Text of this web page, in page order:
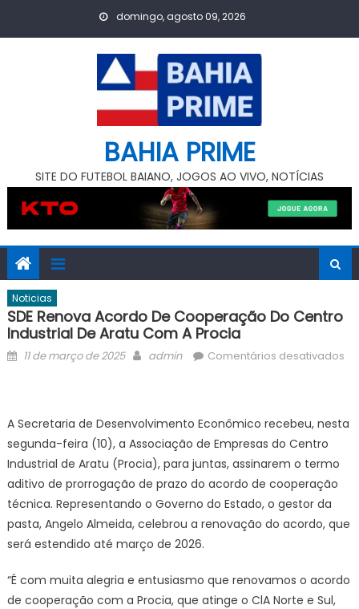
domingo, agosto 09, 2026
BAHIA PRIME
SITE DO FUTEBOL BAIANO, JOGOS AO VIVO, NOTÍCIAS
Noticias
SDE Renova Acordo De Cooperação Do Centro
Industrial De Aratu Com A Procia
Posted
11 de março de 2025 Author
admin
Comentários desativados
acordo
de
cooperação
do
Centro
Industrial
de
com
a
A Secretaria de Desenvolvimento Econômico recebeu, nesta
segunda-feira (10), a Associação de Empresas do Centro
Industrial de Aratu (Procia), para juntas, assinarem o termo
aditivo de prorrogação de prazo do acordo de cooperação
técnica. Representando o Governo do Estado, o gestor da
pasta, Angelo Almeida, celebrou a renovação do acordo, que
será estendido até março de 2026.
“É com muita alegria e entusiasmo que renovamos o acordo
de cooperação com a Procia, que atinge o ClA Norte e Sul,